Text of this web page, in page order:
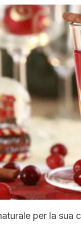
per la